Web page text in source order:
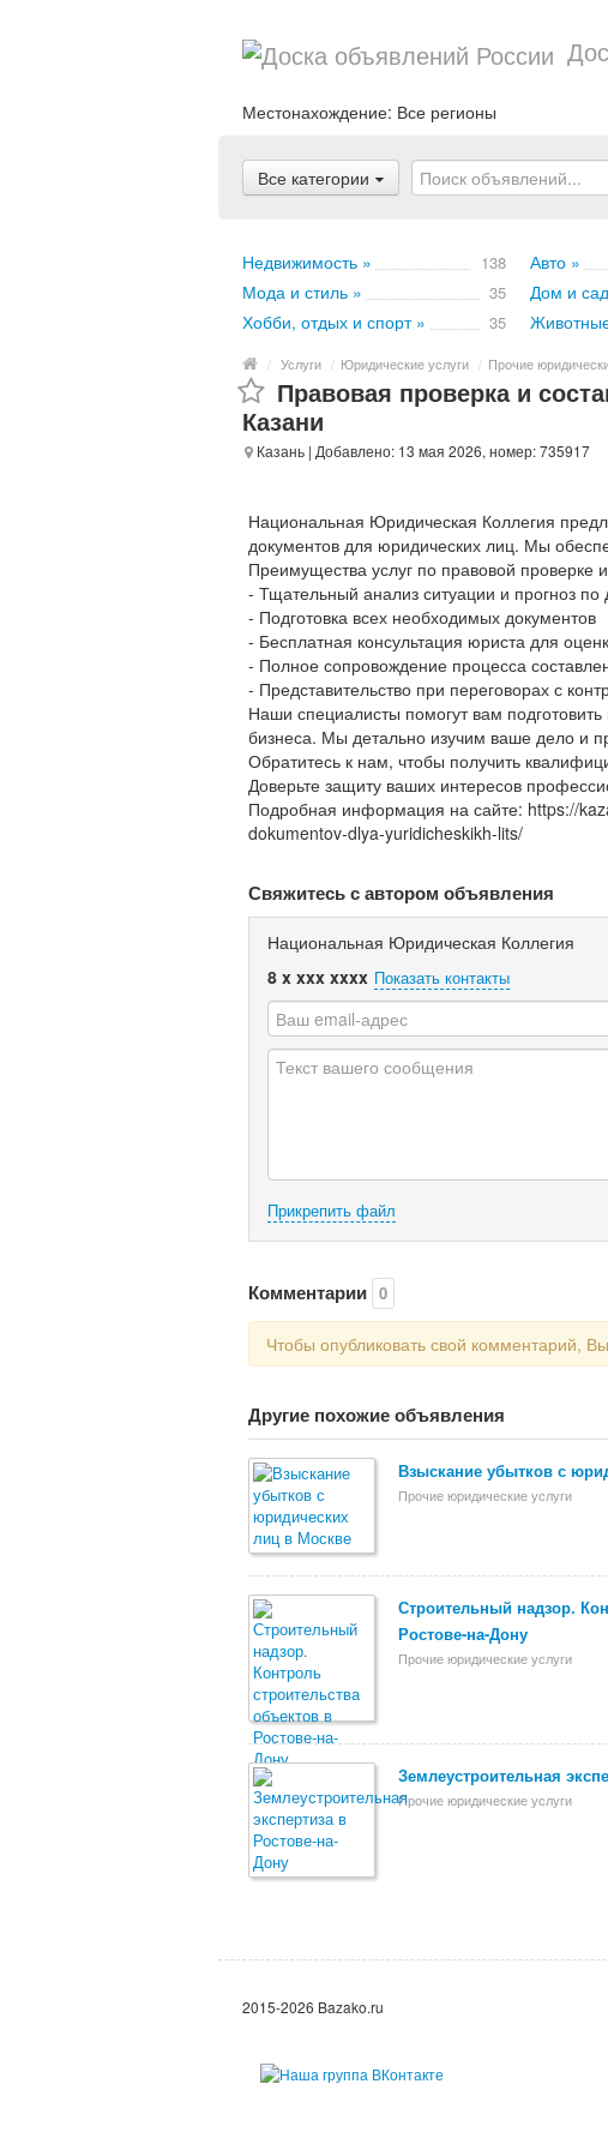
Местонахождение: Все регионы
Все категории
Недвижимость » 138 Авто »
Мода и стиль » 35 Дом и
Хобби, отдых и спорт » 35
/ Услуги / Юридические услуги / Прочие
Правовая проверка и
Казани
Казань | Добавлено: 13 мая 2026, номер: 735917
Национальная Юридическая Коллегия
документов для юридических лиц. Мы
Преимущества услуг по правовой проверке
- Тщательный анализ ситуации и прогноз по
- Подготовка всех необходимых документов
- Бесплатная консультация юриста для
- Полное сопровождение процесса
- Представительство при переговорах с
Наши специалисты помогут вам
бизнеса. Мы детально изучим ваше дело и
Обратитесь к нам, чтобы получить
Доверьте защиту ваших интересов
Подробная информация на сайте: https://
dokumentov-dlya-yuridicheskikh-lits/
Свяжитесь с автором объявления
Национальная Юридическая Коллегия
8 x xxx xxxx Показать контакты
Прикрепить файл
Комментарии 0
Чтобы опубликовать свой комментарий,
Другие похожие объявления
Взыскание убытков с
Прочие юридические услуги
Строительный надзор.
Ростове-на-Дону
Прочие юридические услуги
Землеустроительная
Прочие юридические услуги
2015-2026 Bazako.ru